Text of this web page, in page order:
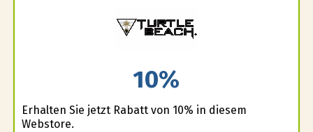
10%
Erhalten Sie jetzt Rabatt von 10% in diesem
Webstore.